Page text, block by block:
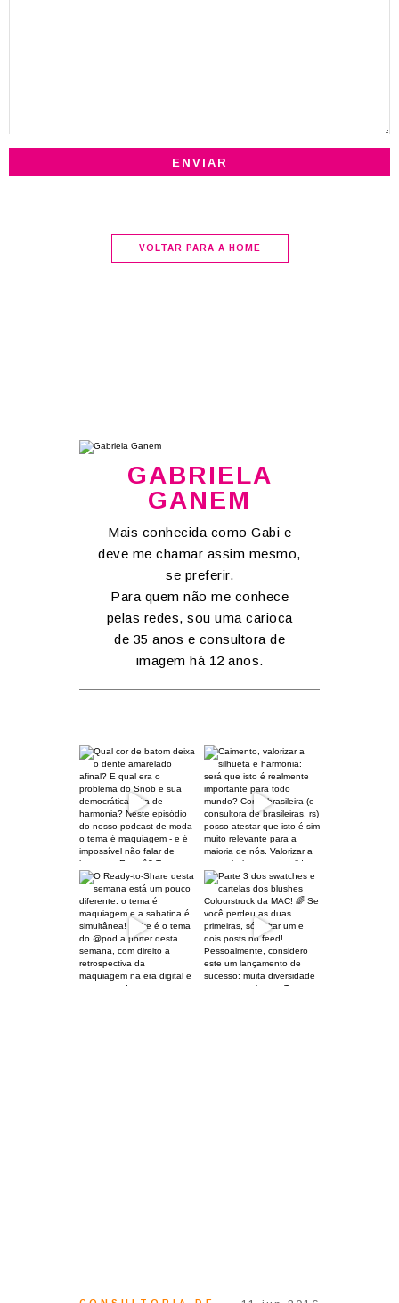
VOLTAR PARA A HOME
GABRIELA
GANEM
Mais conhecida como Gabi e
deve me chamar assim mesmo,
se preferir.
Para quem não me conhece
pelas redes, sou uma carioca
de 35 anos e consultora de
imagem há 12 anos.